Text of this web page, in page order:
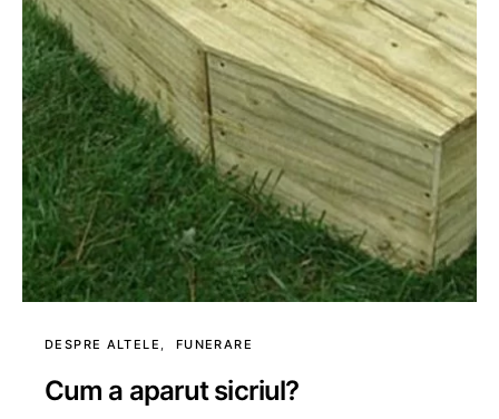
DESPRE ALTELE FUNERARE
Cum a aparut sicriul?